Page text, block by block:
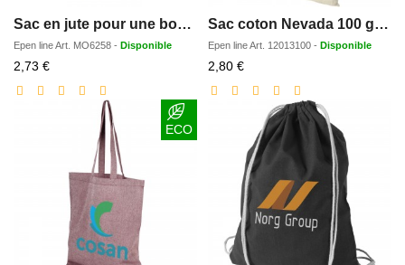
Sac en jute pour une bouteille
Epen lineArt. MO6258 - Disponible
2,73 €Prix
réduit
Sac coton Nevada 100 gr/m2
Epen lineArt. 12013100 - Disponible
2,80 €Prix
réduit
ECO